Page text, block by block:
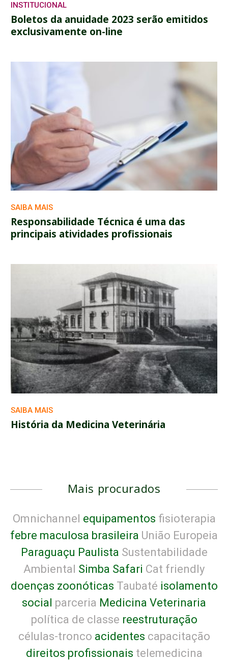
INSTITUCIONAL
Boletos da anuidade 2023 serão emitidos
exclusivamente on-line
SAIBA MAIS
Responsabilidade Técnica é uma das
principais atividades profissionais
SAIBA MAIS
História da Medicina Veterinária
Mais procurados
Omnichannel equipamentos fisioterapia
febre maculosa brasileira União Europeia
Paraguaçu Paulista Sustentabilidade
Ambiental Simba Safari Cat friendly
doenças zoonóticas Taubaté isolamento
social parceria Medicina Veterinaria
política de classe reestruturação
células-tronco acidentes capacitação
direitos profissionais telemedicina